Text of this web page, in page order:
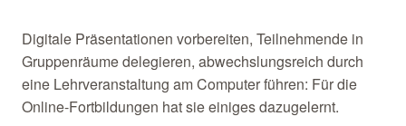
Digitale Präsentationen vorbereiten, Teilnehmende in
Gruppenräume delegieren, abwechslungsreich durch
eine Lehrveranstaltung am Computer führen: Für die
Online-Fortbildungen hat sie einiges dazugelernt.